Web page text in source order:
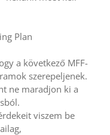
Plan
a következő MFF-
szerepeljenek.
ne maradjon ki a
viszem be